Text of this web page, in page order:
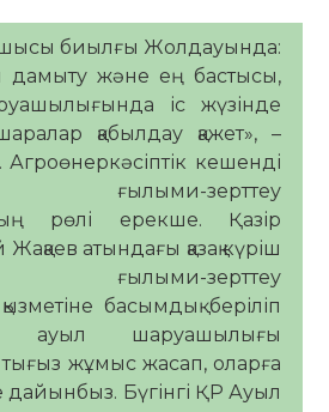
биылғы Жолдауында:
дамыту және ең бастысы,
іс жүзінде
қабылдау қажет», –
кешенді
ғылыми-зерттеу
рөлі ерекше. Қазір
атындағы қазақ күріш
ғылыми-зерттеу
басымдық беріліп
ауыл шаруашылығы
жұмыс жасап, оларға
дайынбыз. Бүгінгі ҚР Ауыл